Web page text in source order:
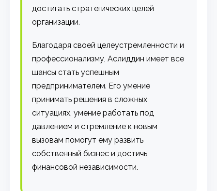
достигать стратегических целей
организации.
Благодаря своей целеустремленности и
профессионализму, Аслиддин имеет все
шансы стать успешным
предпринимателем. Его умение
принимать решения в сложных
ситуациях, умение работать под
давлением и стремление к новым
вызовам помогут ему развить
собственный бизнес и достичь
финансовой независимости.